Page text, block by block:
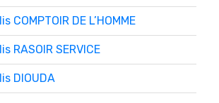
COMPTOIR DE L’HOMME
RASOIR SERVICE
DIOUDA